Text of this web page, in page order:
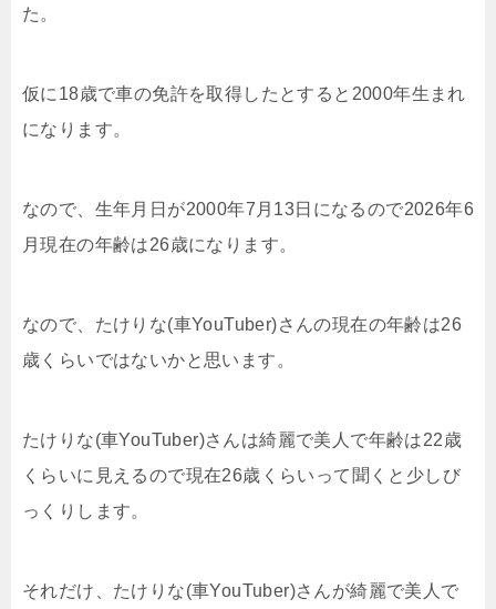
た。
仮に18歳で車の免許を取得したとすると2000年生まれ
になります。
なので、生年月日が2000年7月13日になるので2026年6
月現在の年齢は26歳になります。
なので、たけりな(車YouTuber)さんの現在の年齢は26
歳くらいではないかと思います。
たけりな(車YouTuber)さんは綺麗で美人で年齢は22歳
くらいに見えるので現在26歳くらいって聞くと少しび
っくりします。
それだけ、たけりな(車YouTuber)さんが綺麗で美人で